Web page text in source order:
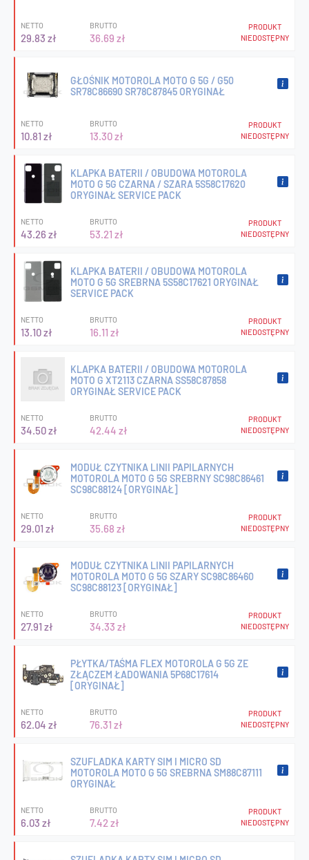
NETTO
29.83 zł
BRUTTO
36.69 zł
PRODUKT
NIEDOSTĘPNY
GŁOŚNIK MOTOROLA MOTO G 5G / G50
SR78C86690 SR78C87845 ORYGINAŁ
NETTO
10.81 zł
BRUTTO
13.30 zł
PRODUKT
NIEDOSTĘPNY
KLAPKA BATERII / OBUDOWA MOTOROLA
MOTO G 5G CZARNA / SZARA 5S58C17620
ORYGINAŁ SERVICE PACK
NETTO
43.26 zł
BRUTTO
53.21 zł
PRODUKT
NIEDOSTĘPNY
KLAPKA BATERII / OBUDOWA MOTOROLA
MOTO G 5G SREBRNA 5S58C17621 ORYGINAŁ
SERVICE PACK
NETTO
13.10 zł
BRUTTO
16.11 zł
PRODUKT
NIEDOSTĘPNY
KLAPKA BATERII / OBUDOWA MOTOROLA
MOTO G XT2113 CZARNA SS58C87858
ORYGINAŁ SERVICE PACK
NETTO
34.50 zł
BRUTTO
42.44 zł
PRODUKT
NIEDOSTĘPNY
MODUŁ CZYTNIKA LINII PAPILARNYCH
MOTOROLA MOTO G 5G SREBRNY SC98C86461
SC98C88124 [ORYGINAŁ]
NETTO
29.01 zł
BRUTTO
35.68 zł
PRODUKT
NIEDOSTĘPNY
MODUŁ CZYTNIKA LINII PAPILARNYCH
MOTOROLA MOTO G 5G SZARY SC98C86460
SC98C88123 [ORYGINAŁ]
NETTO
27.91 zł
BRUTTO
34.33 zł
PRODUKT
NIEDOSTĘPNY
PŁYTKA/TAŚMA FLEX MOTOROLA G 5G ZE
ZŁĄCZEM ŁADOWANIA 5P68C17614
[ORYGINAŁ]
NETTO
62.04 zł
BRUTTO
76.31 zł
PRODUKT
NIEDOSTĘPNY
SZUFLADKA KARTY SIM I MICRO SD
MOTOROLA MOTO G 5G SREBRNA SM88C87111
ORYGINAŁ
NETTO
6.03 zł
BRUTTO
7.42 zł
PRODUKT
NIEDOSTĘPNY